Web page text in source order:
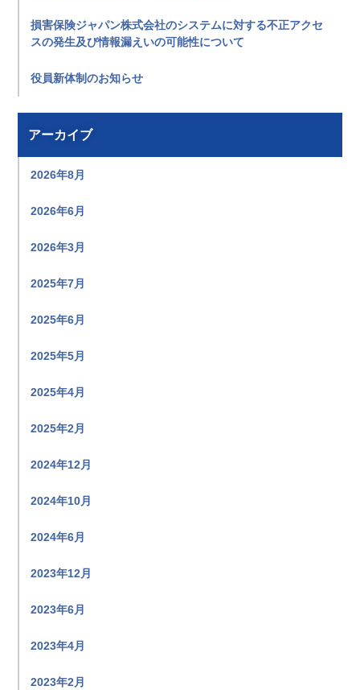
損害保険ジャパン株式会社のシステムに対する不正アクセ
スの発生及び情報漏えいの可能性について
役員新体制のお知らせ
アーカイブ
2026年8月
2026年6月
2026年3月
2025年7月
2025年6月
2025年5月
2025年4月
2025年2月
2024年12月
2024年10月
2024年6月
2023年12月
2023年6月
2023年4月
2023年2月